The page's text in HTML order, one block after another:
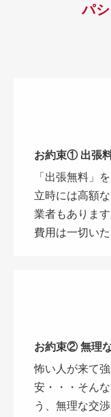
パ
お約束① 出張
「出張無料」
立時には高額
業者もありま
費用は一切いた
お約束② 無理
怖い人が来て
安・・・そん
う、無理な交